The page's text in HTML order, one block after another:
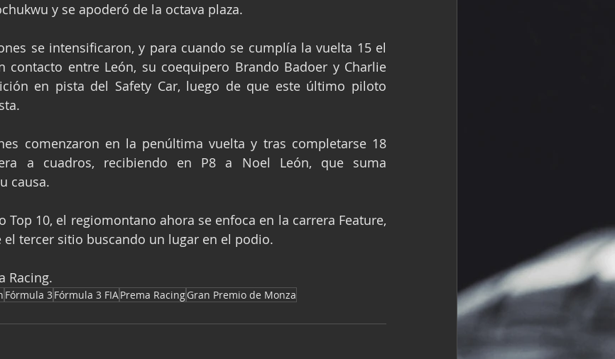
y se apoderó de la octava plaza.
se intensificaron, y para cuando se cumplía la vuelta 15 el
contacto entre León, su coequipero Brando Badoer y Charlie
en pista del Safety Car, luego de que este último piloto
comenzaron en la penúltima vuelta y tras completarse 18
a cuadros, recibiendo en P8 a Noel León, que suma
causa.
Top 10, el regiomontano ahora se enfoca en la carrera Feature,
el tercer sitio buscando un lugar en el podio.
Racing.
Fórmula 3 Fórmula 3 FIAPrema RacingGran Premio de Monza